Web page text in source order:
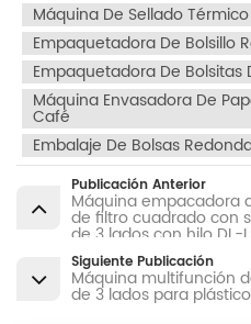
Máquina De Sellado
Empaquetadora De Bolsillo
Empaquetadora De Bolsitas
Máquina Envasadora De
Café
Embalaje De Bolsas
Publicación Anterior
Máquina empacadora
de filtro cuadrado con
de 3 lados con hilo DL-
Siguiente Publicación
Máquina multifunción
de 3 lados para